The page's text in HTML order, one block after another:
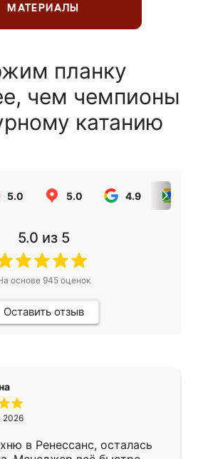
МАТЕРИАЛЫ
планку
чем чемпионы
катанию
5.0 5.0 4.9
5.0 из 5
основе 945оценок
Оставить отзыв
2026
в Ренессанс, осталась